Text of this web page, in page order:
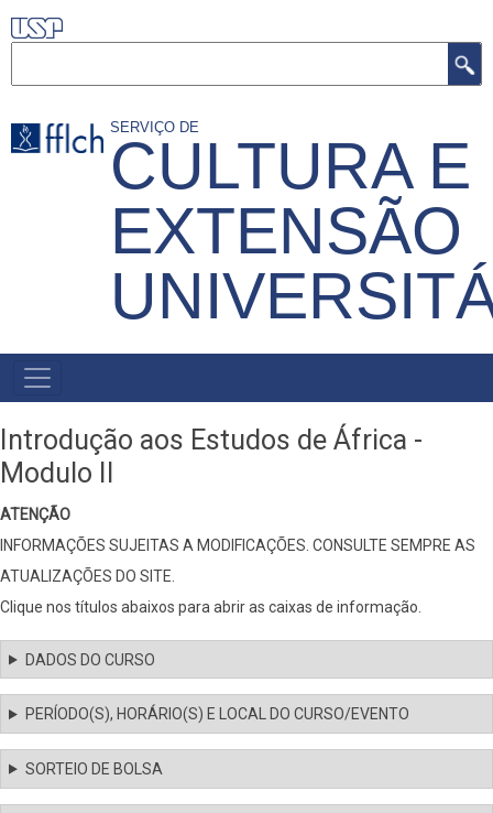
Pular
para
principal
SERVIÇO DE
CULTURA E
EXTENSÃO
MENU
PRIMÁRIO
Introdução aos Estudos de África -
Modulo II
ATENÇÃO
INFORMAÇÕES SUJEITAS A MODIFICAÇÕES. CONSULTE SEMPRE AS
ATUALIZAÇÕES DO SITE.
Clique nos títulos abaixos para abrir as caixas de informação.
DADOS DO CURSO
PERÍODO(S), HORÁRIO(S) E LOCAL DO CURSO/EVENTO
SORTEIO DE BOLSA